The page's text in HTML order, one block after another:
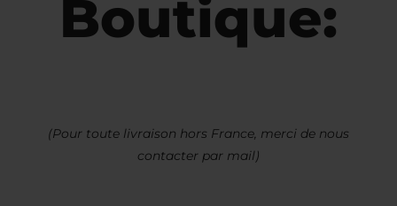
Boutique:
(Pour toute livraison hors France, merci de nous
contacter par mail)